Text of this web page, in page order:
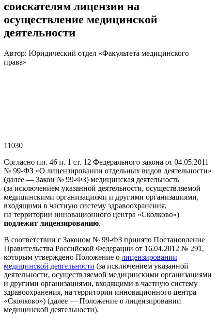
соискателям лицензии на
осуществление медицинской
деятельности
Автор: Юридический отдел «Факультета медицинского
права»
11030
Согласно пп. 46 п. 1 ст. 12 Федерального закона от 04.05.2011
№ 99-ФЗ «О лицензировании отдельных видов деятельности»
(далее — Закон № 99-ФЗ) медицинская деятельность
(за исключением указанной деятельности, осуществляемой
медицинскими организациями и другими организациями,
входящими в частную систему здравоохранения,
на территории инновационного центра «Сколково»)
подлежит лицензированию.
В соответствии с Законом № 99-ФЗ принято Постановление
Правительства Российской Федерации от 16.04.2012 № 291 ,
которым утверждено Положение о лицензировании
медицинской деятельности (за исключением указанной
деятельности, осуществляемой медицинскими организациями
и другими организациями, входящими в частную систему
здравоохранения, на территории инновационного центра
«Сколково») (далее — Положение о лицензировании
медицинской деятельности).